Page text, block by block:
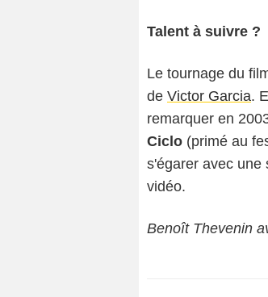
Talent à suivre ?
Le tournage du
de Victor Garcia.
remarquer en
Ciclo (primé au
s'égarer avec une
vidéo.
Benoît Thevenin